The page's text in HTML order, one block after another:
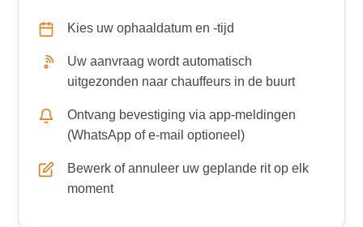
Kies uw ophaaldatum en -tijd
Uw aanvraag wordt automatisch
uitgezonden naar chauffeurs in de buurt
Ontvang bevestiging via app-meldingen
(WhatsApp of e-mail optioneel)
Bewerk of annuleer uw geplande rit op elk
moment